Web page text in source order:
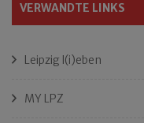
VERWANDTE LINKS
Leipzig l(i)eben
MY LPZ